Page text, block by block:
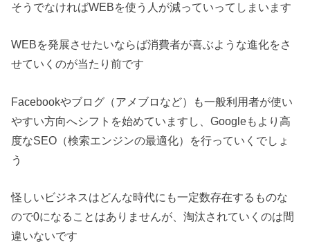
そうでなければWEBを使う人が減っていってしまいます
WEBを発展させたいならば消費者が喜ぶような進化をさ
せていくのが当たり前です
Facebookやブログ（アメブロなど）も一般利用者が使い
やすい方向へシフトを始めていますし、Googleもより高
度なSEO（検索エンジンの最適化）を行っていくでしょ
う
怪しいビジネスはどんな時代にも一定数存在するものな
ので0になることはありませんが、淘汰されていくのは間
違いないです